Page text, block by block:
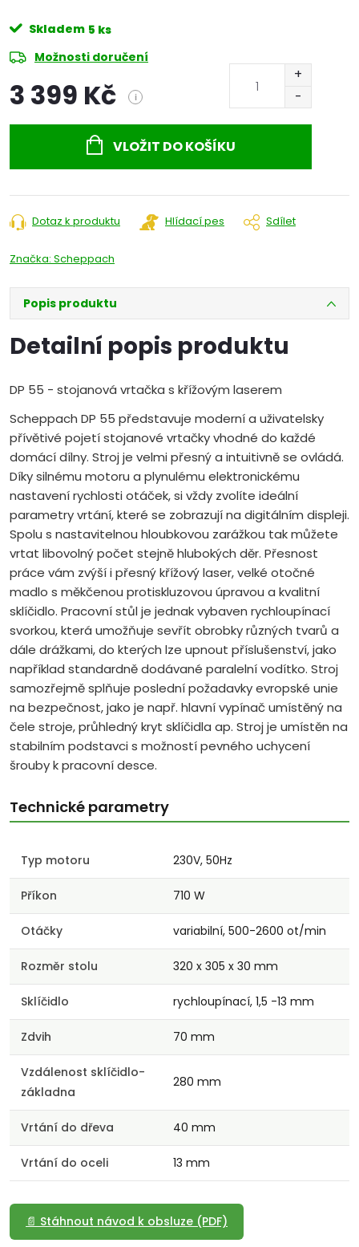
Skladem 5 ks
Možnosti doručení
3 399 Kč i
VLOŽIT DO KOŠÍKU
Dotaz k produktu Hlídací pes Sdílet
Značka: Scheppach
Popis produktu
Detailní popis produktu
DP 55 - stojanová vrtačka s křížovým laserem
Scheppach DP 55 představuje moderní a uživatelsky
přívětivé pojetí stojanové vrtačky vhodné do každé
domácí dílny. Stroj je velmi přesný a intuitivně se ovládá.
Díky silnému motoru a plynulému elektronickému
nastavení rychlosti otáček, si vždy zvolíte ideální
parametry vrtání, které se zobrazují na digitálním displeji.
Spolu s nastavitelnou hloubkovou zarážkou tak můžete
vrtat libovolný počet stejně hlubokých děr. Přesnost
práce vám zvýší i přesný křížový laser, velké otočné
madlo s měkčenou protiskluzovou úpravou a kvalitní
sklíčidlo. Pracovní stůl je jednak vybaven rychloupínací
svorkou, která umožňuje sevřít obrobky různých tvarů a
dále drážkami, do kterých lze upnout příslušenství, jako
například standardně dodávané paralelní vodítko. Stroj
samozřejmě splňuje poslední požadavky evropské unie
na bezpečnost, jako je např. hlavní vypínač umístěný na
čele stroje, průhledný kryt sklíčidla ap. Stroj je umístěn na
stabilním podstavci s možností pevného uchycení
šrouby k pracovní desce.
Technické parametry
Typ motoru 230V, 50Hz
Příkon 710 W
Otáčky variabilní, 500-2600 ot/min
Rozměr stolu 320 x 305 x 30 mm
Sklíčidlo rychloupínací, 1,5 -13 mm
Zdvih 70 mm
Vzdálenost sklíčidlo-
základna
280 mm
Vrtání do dřeva 40 mm
Vrtání do oceli 13 mm
📄 Stáhnout návod k obsluze (PDF)